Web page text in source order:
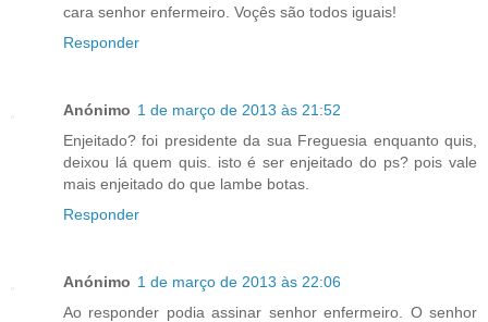
cara senhor enfermeiro. Voçês são todos iguais!
Responder
Anónimo 1 de março de 2013 às 21:52
Enjeitado? foi presidente da sua Freguesia enquanto quis,
deixou lá quem quis. isto é ser enjeitado do ps? pois vale
mais enjeitado do que lambe botas.
Responder
Anónimo 1 de março de 2013 às 22:06
Ao responder podia assinar senhor enfermeiro. O senhor